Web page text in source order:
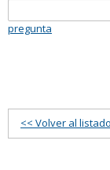
pregunta
<< Volver al